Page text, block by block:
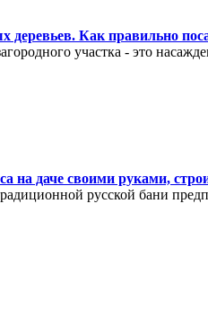
деревьев. Как правильно
участка - это
на даче своими руками,
русской бани